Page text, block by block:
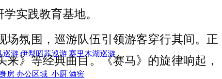
巡游 伊犁昭苏巡游 赛里木湖巡游
房 办公区域 小厨 酒窖
实践教育基地。
氛围，巡游队伍引领游客穿行其间。正
》等经典曲目。《赛马》的旋律响起，